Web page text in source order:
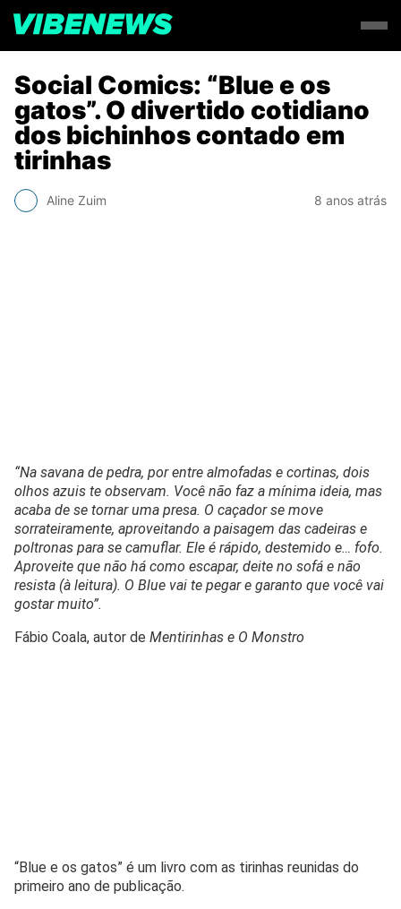
Social Comics: “Blue e os
gatos”. O divertido cotidiano
dos bichinhos contado em
tirinhas
Aline Zuim 8 anos atrás
“Na savana de pedra, por entre almofadas e cortinas, dois
olhos azuis te observam. Você não faz a mínima ideia, mas
acaba de se tornar uma presa. O caçador se move
sorrateiramente, aproveitando a paisagem das cadeiras e
poltronas para se camuflar. Ele é rápido, destemido e… fofo.
Aproveite que não há como escapar, deite no sofá e não
resista (à leitura). O Blue vai te pegar e garanto que você vai
gostar muito”.
Fábio Coala, autor de Mentirinhas e O Monstro
“Blue e os gatos” é um livro com as tirinhas reunidas do
primeiro ano de publicação.